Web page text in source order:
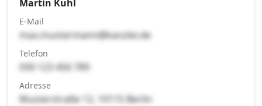
Martin Kuhl
E-Mail
max.mustermann@kanzlei.de
Telefon
030 123 456 789
Adresse
Musterstraße 12, 10115 Berlin